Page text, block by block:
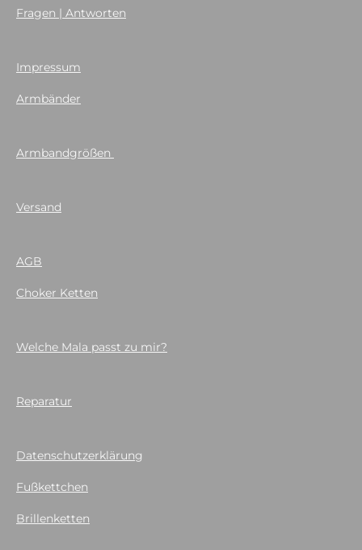
Fragen | Antworten
Impressum
Armbänder
Armbandgrößen
Versand
AGB
Choker Ketten
Welche Mala passt zu mir?
Reparatur
Datenschutzerklärung
Fußkettchen
Brillenketten